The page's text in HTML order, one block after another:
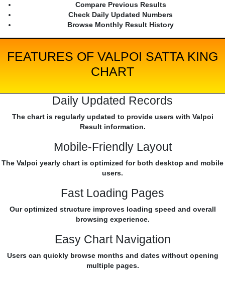
Compare Previous Results
Check Daily Updated Numbers
Browse Monthly Result History
FEATURES OF VALPOI SATTA KING
CHART
Daily Updated Records
The chart is regularly updated to provide users with Valpoi
Result information.
Mobile-Friendly Layout
The Valpoi yearly chart is optimized for both desktop and mobile
users.
Fast Loading Pages
Our optimized structure improves loading speed and overall
browsing experience.
Easy Chart Navigation
Users can quickly browse months and dates without opening
multiple pages.